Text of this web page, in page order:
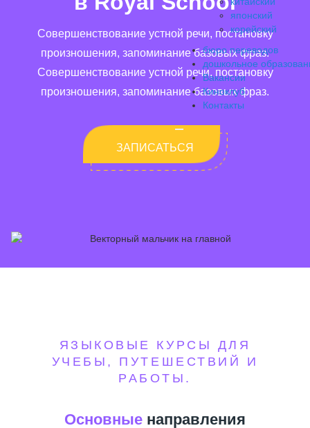
японский
корейский
бюро переводов
дошкольное
Вакансии
Киноклуб
Контакты
Совершенствование устной речи, постановку
произношения, запоминание базовых фраз.
Совершенствование устной речи, постановку
произношения, запоминание базовых фраз.
ЗАПИСАТЬСЯ
ЯЗЫКОВЫЕ КУРСЫ ДЛЯ
УЧЕБЫ, ПУТЕШЕСТВИЙ И
РАБОТЫ.
Основные направления